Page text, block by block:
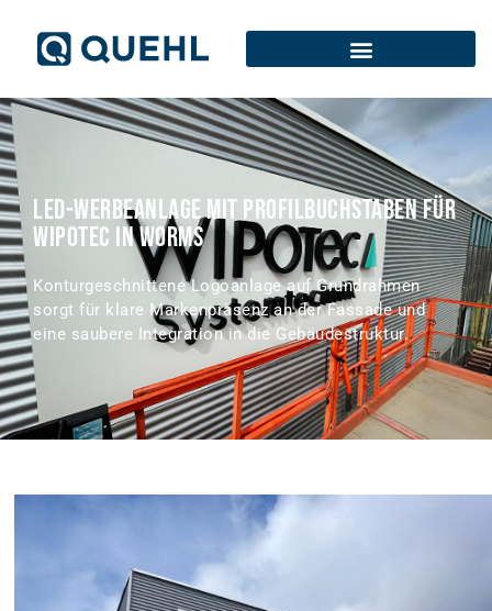
LED-Werbeanlage mit Profilbuchstaben für
WIPOTEC in Worms
Konturgeschnittene Logoanlage auf Grundrahmen
sorgt für klare Markenpräsenz an der Fassade und
eine saubere Integration in die Gebäudestruktur.